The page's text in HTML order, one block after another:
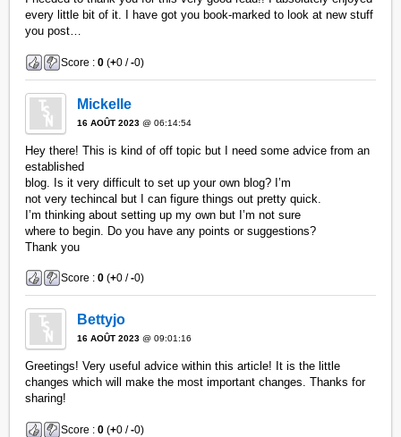
every little bit of it. I have got you book-marked to look at new stuff
you post…
Score :0 (+0 /-0)
Mickelle
16 AOÛT 2023 @ 06:14:54
Hey there! This is kind of off topic but I need some advice from an
established
blog. Is it very difficult to set up your own blog? I’m
not very techincal but I can figure things out pretty quick.
I’m thinking about setting up my own but I’m not sure
where to begin. Do you have any points or suggestions?
Thank you
Score :0 (+0 /-0)
Bettyjo
16 AOÛT 2023 @ 09:01:16
Greetings! Very useful advice within this article! It is the little
changes which will make the most important changes. Thanks for
sharing!
Score :0 (+0 /-0)